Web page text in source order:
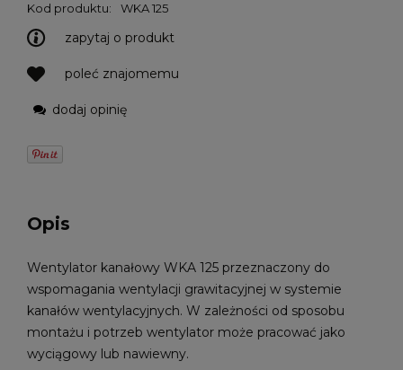
Kod produktu:
WKA 125
zapytaj o produkt
poleć znajomemu
dodaj opinię
Opis
Wentylator kanałowy WKA 125 przeznaczony do
wspomagania wentylacji grawitacyjnej w systemie
kanałów wentylacyjnych. W zależności od sposobu
montażu i potrzeb wentylator może pracować jako
wyciągowy lub nawiewny.